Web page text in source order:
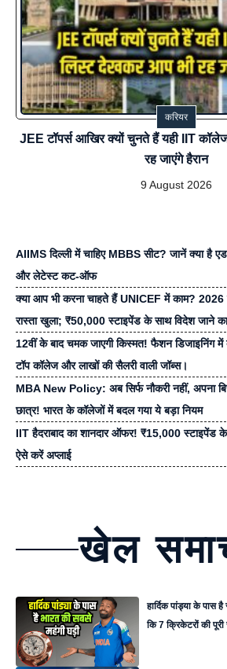
करियर
JEE टॉपर्स आखिर क्यों चुनते हैं यही IIT
रह जाएंगे हैरान
9 August 2026
AIIMS दिल्ली में चाहिए MBBS सीट? जानें क्या है
और लेटेस्ट कट-ऑफ
क्या आप भी करना चाहते हैं UNICEF में काम? 2026
रास्ता खुला; ₹50,000 स्टाइपेंड के साथ विदेश जाने का
12वीं के बाद चमक जाएगी किस्मत! फैशन डिजाइनिंग में
टॉप कॉलेज और लाखों की सैलरी वाली जॉब्स।
MBA New Policy: अब सिर्फ नौकरी नहीं, अपना
छात्र! भारत के कॉलेजों में बदल गया ये बड़ा नियम
IIT हैदराबाद का शानदार ऑफर! ₹15,000 स्टाइपेंड
ऐसे करें अप्लाई
खेल
हार्दिक पांड्या के पास
कि 7 क्रिकेटरों की पूरी